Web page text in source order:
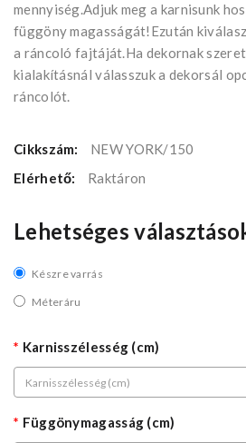
mennyiség.Adjuk meg a karnisunk
függöny magasságát!Ezután
a ráncoló fajtáját.Ha dekornak
kialakításnál válasszuk a dekorsál
ráncolót.
Cikkszám:
NEW YORK/150
Elérhető:
Raktáron
Lehetséges
Készre varrás
Méteráru
Karnisszélesség (cm)
Függönymagasság (cm)